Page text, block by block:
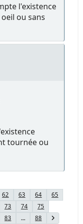
l'existence
ou sans
tournée ou
62 63 64
65
73 74
75
83 ... 88